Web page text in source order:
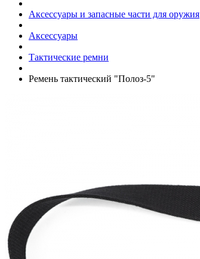
Аксессуары и запасные части для оружия
Аксессуары
Тактические ремни
Ремень тактический "Полоз-5"